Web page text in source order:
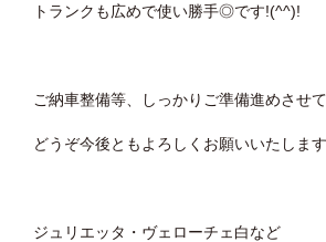
トランクも広めで使い勝手◎です!(^^)!
ご納車整備等、しっかりご準備進めさせ
どうぞ今後ともよろしくお願いいたします
ジュリエッタ・ヴェローチェ白など